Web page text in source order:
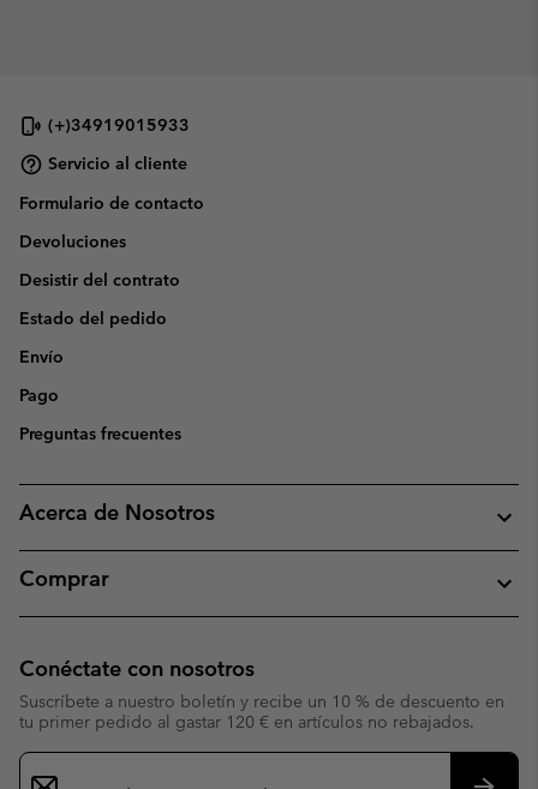
(+)34919015933
Servicio al cliente
Formulario de contacto
Devoluciones
Desistir del contrato
Estado del pedido
Envío
Pago
Preguntas frecuentes
Acerca de Nosotros
Comprar
Conéctate con nosotros
Suscríbete a nuestro boletín y recibe un 10 % de descuento en
tu primer pedido al gastar 120 € en artículos no rebajados.
Suscripción